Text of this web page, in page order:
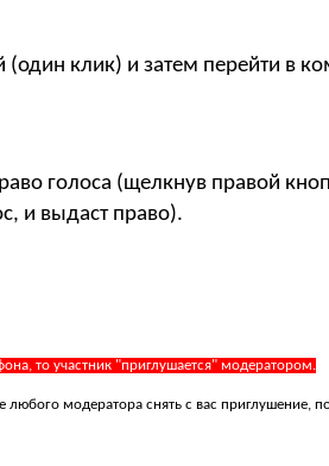
клик) и затем перейти в
голоса (щелкнув правой
и выдаст право).
то участник "приглушается" модератором.
любого модератора снять с вас приглушение,